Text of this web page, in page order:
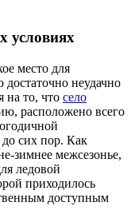
условиях
место для
достаточно неудачно
на то, что село
расположено всего
сих пор. Как
зимнее межсезонье,
ледовой
приходилось
доступным